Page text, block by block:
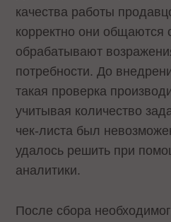
качества работы
корректно они общаются
обрабатывают
потребности. До
такая проверка
учитывая количество
чек-листа был
удалось решить при
аналитики.
После сбора